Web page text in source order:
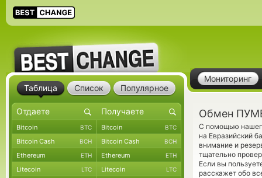
Мониторинг
Обмен
С помощью
на Евразийский
внимание и
тщательно
Если вы
расскажет обо
Таблица Список Популярное
Bitcoin BTC Bitcoin BTC
Bitcoin Cash BCH Bitcoin Cash BCH
Ethereum ETH Ethereum ETH
Litecoin LTC Litecoin LTC